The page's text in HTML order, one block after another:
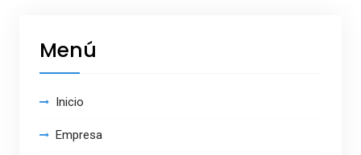
Menú
Inicio
Empresa